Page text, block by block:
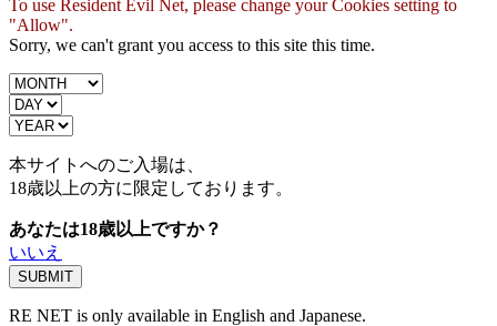
To use Resident Evil Net, please change your Cookies setting to
"Allow".
Sorry, we can't grant you access to this site this time.
本サイトへのご入場は、
18歳以上の方に限定しております。
あなたは18歳以上ですか？
いいえ
RE NET is only available in English and Japanese.